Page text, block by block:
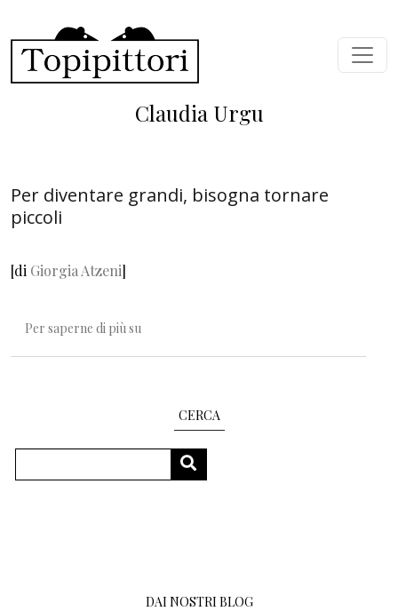
Claudia Urgu
Per diventare grandi, bisogna tornare
piccoli
[di Giorgia Atzeni]
Per saperne di più su
CERCA
CERCA
DAI NOSTRI BLOG